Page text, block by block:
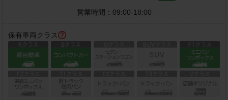
営業時間： 09:00-18:00
保有車両クラス